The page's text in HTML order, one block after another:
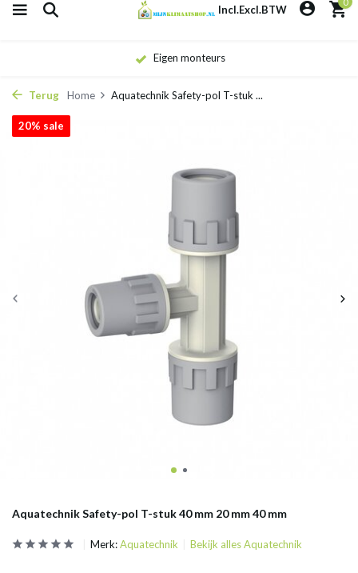
Incl.Excl.BTW
Eigen monteurs
Terug Home Aquatechnik Safety-pol T-stuk ...
Aquatechnik Safety-pol T-stuk 40 mm 20 mm 40 mm
20% sale
Merk:Aquatechnik Bekijk alles Aquatechnik